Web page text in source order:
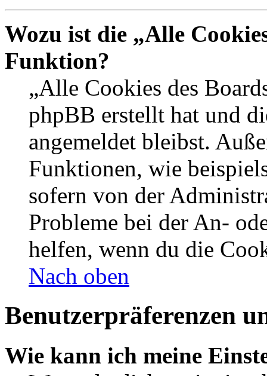
Wozu ist die „Alle
Funktion?
„Alle Cookies des
phpBB erstellt hat und
angemeldet bleibst.
Funktionen, wie
sofern von der
Probleme bei der An-
helfen, wenn du die
Nach oben
Benutzerpräferenzen
Wie kann ich meine